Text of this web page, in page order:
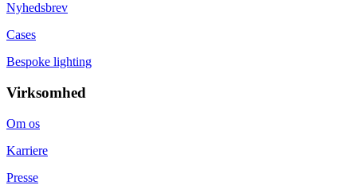
Nyhedsbrev
Cases
Bespoke lighting
Virksomhed
Om os
Karriere
Presse